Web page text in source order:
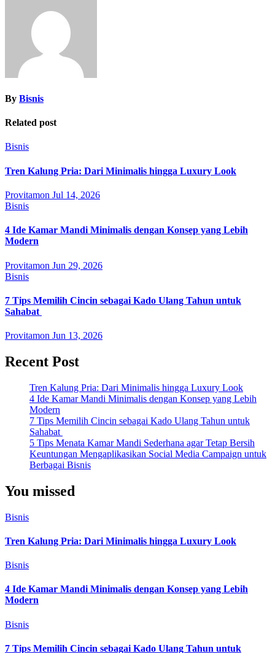
By Bisnis
Related post
Bisnis
Tren Kalung Pria: Dari Minimalis hingga Luxury Look
Provitamon Jul 14, 2026
Bisnis
4 Ide Kamar Mandi Minimalis dengan Konsep yang Lebih
Modern
Provitamon Jun 29, 2026
Bisnis
7 Tips Memilih Cincin sebagai Kado Ulang Tahun untuk
Sahabat
Provitamon Jun 13, 2026
Recent Post
Tren Kalung Pria: Dari Minimalis hingga Luxury Look
4 Ide Kamar Mandi Minimalis dengan Konsep yang Lebih
Modern
7 Tips Memilih Cincin sebagai Kado Ulang Tahun untuk
Sahabat
5 Tips Menata Kamar Mandi Sederhana agar Tetap Bersih
Keuntungan Mengaplikasikan Social Media Campaign untuk
Berbagai Bisnis
You missed
Bisnis
Tren Kalung Pria: Dari Minimalis hingga Luxury Look
Bisnis
4 Ide Kamar Mandi Minimalis dengan Konsep yang Lebih
Modern
Bisnis
7 Tips Memilih Cincin sebagai Kado Ulang Tahun untuk